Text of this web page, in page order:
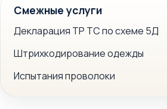
Смежные услуги
Декларация ТР ТС по схеме 5Д
Штрихкодирование одежды
Испытания проволоки